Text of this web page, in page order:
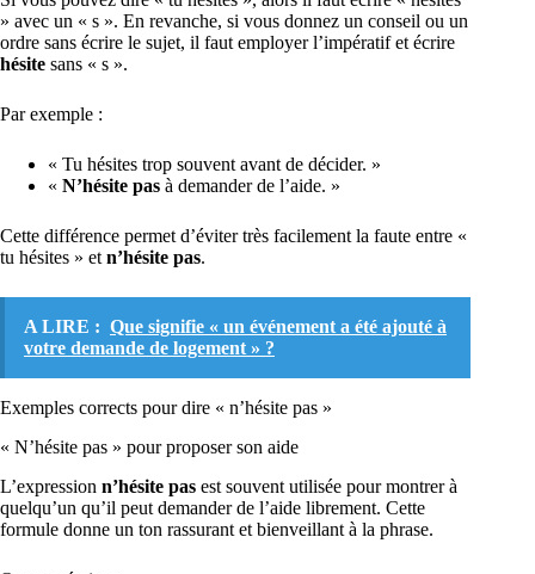
» avec un « s ». En revanche, si vous donnez un conseil ou un
ordre sans écrire le sujet, il faut employer l’impératif et écrire
hésite sans « s ».
Par exemple :
« Tu hésites trop souvent avant de décider. »
« N’hésite pas à demander de l’aide. »
Cette différence permet d’éviter très facilement la faute entre «
tu hésites » et n’hésite pas.
A LIRE : Que signifie « un événement a été ajouté à
votre demande de logement » ?
Exemples corrects pour dire « n’hésite pas »
« N’hésite pas » pour proposer son aide
L’expression n’hésite pas est souvent utilisée pour montrer à
quelqu’un qu’il peut demander de l’aide librement. Cette
formule donne un ton rassurant et bienveillant à la phrase.